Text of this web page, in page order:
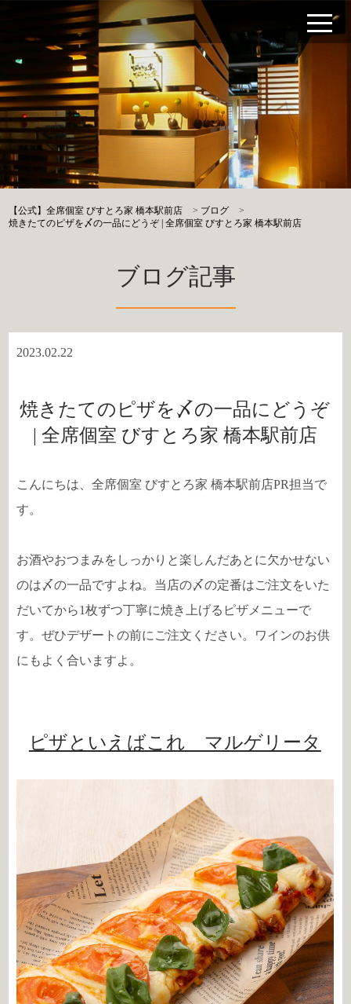
【公式】全席個室 びすとろ家 橋本駅前店 > ブログ
>
焼きたてのピザを〆の一品にどうぞ | 全席個室 びすとろ家 橋本駅前店
ブログ記事
2023.02.22
焼きたてのピザを〆の一品にどうぞ
| 全席個室 びすとろ家 橋本駅前店
こんにちは、全席個室 びすとろ家 橋本駅前店PR担当で
す。
お酒やおつまみをしっかりと楽しんだあとに欠かせない
のは〆の一品ですよね。当店の〆の定番はご注文をいた
だいてから1枚ずつ丁寧に焼き上げるピザメニューで
す。ぜひデザートの前にご注文ください。ワインのお供
にもよく合いますよ。
ピザといえばこれ マルゲリータ